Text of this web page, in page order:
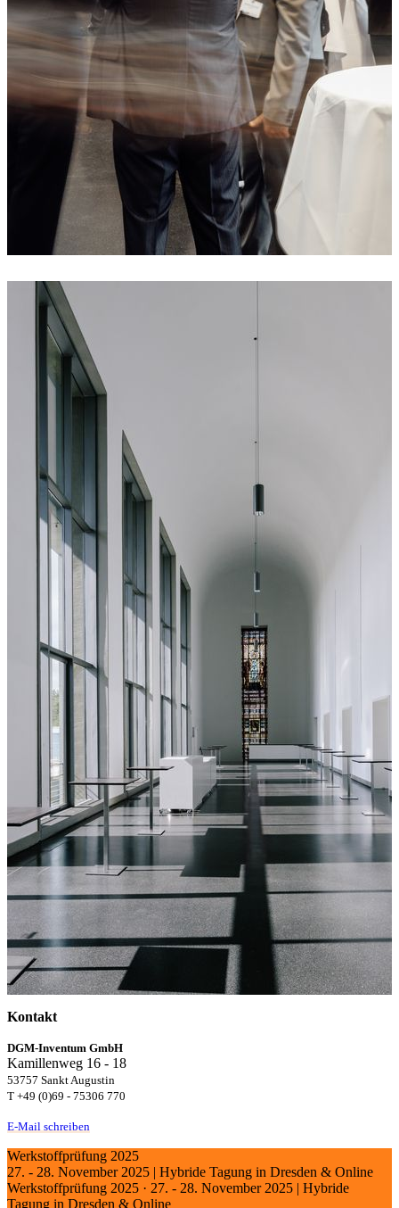
Kontakt
DGM-Inventum GmbH
Kamillenweg 16 - 18
53757 Sankt Augustin
T +49 (0)69 - 75306 770
E-Mail schreiben
Werkstoffprüfung 2025
27. - 28. November 2025 | Hybride Tagung in Dresden & Online
Werkstoffprüfung 2025 · 27. - 28. November 2025 | Hybride
Tagung in Dresden & Online